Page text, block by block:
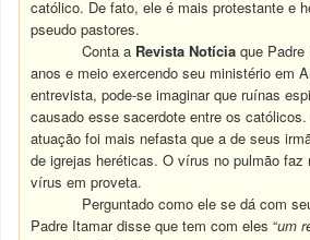
católico. De fato, ele é mais protestante e
pseudo pastores.
Conta a Revista Notíciaque
anos e meio exercendo seu ministério em
entrevista, pode-se imaginar que ruínas
causado esse sacerdote entre os
atuação foi mais nefasta que a de seus
de igrejas heréticas. O vírus no pulmão faz
vírus em proveta.
Perguntado como ele se dá com
Padre Itamar disse que tem com eles “um